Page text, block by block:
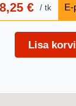
8,25€ tk
Lisa korvi